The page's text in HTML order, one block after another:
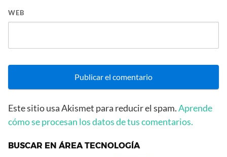
WEB
Este sitio usa Akismet para reducir el spam.Aprende
cómo se procesan los datos de tus comentarios.
BUSCAR EN ÁREA TECNOLOGÍA